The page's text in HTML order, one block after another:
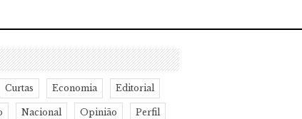
Curtas Economia Editorial
Nacional Opinião Perfil